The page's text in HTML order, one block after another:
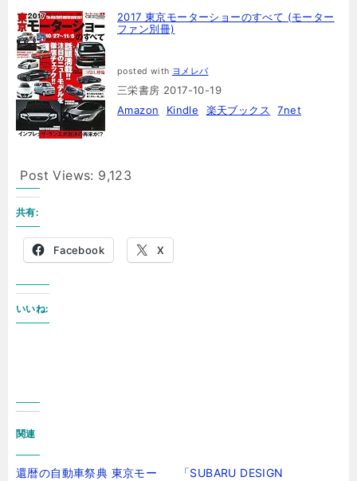
2017 東京モーターショーのすべて (モーター
ファン別冊)
posted with ヨメレバ
三栄書房 2017-10-19
Amazon
Kindle 楽天ブックス 7net
Post Views: 9,123
共有:
Facebook X
いいね:
関連
還暦の自動車祭典 東京モー
「SUBARU DESIGN